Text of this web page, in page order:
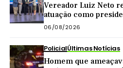
Vereador Luiz Neto
atuação como
Quixadá
06/08/2026
PolicialÚltimas Notícias
Homem que